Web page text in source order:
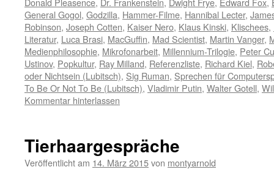
General Gogol, Godzilla, Hammer-Filme, Hannibal Lecter,
Robinson, Joseph Cotten, Kaiser Nero, Klaus Kinski, Klischees,
Literatur, Luca Brasi, MacGuffin, Mad Scientist, Martin Vanger,
Medienphilosophie, Mikrofonarbeit, Millennium-Trilogie, Peter
Ustinov, Popkultur, Ray Milland, Referenzliste, Richard Kiel,
oder Nichtsein (Lubitsch), Sig Ruman, Sprechen für
To Be Or Not To Be (Lubitsch), Vladimir Putin, Walter Gotell,
Kommentar hinterlassen
Tierhaargespräche
Veröffentlicht am 14. März 2015von montyarnold